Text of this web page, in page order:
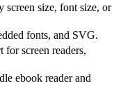
size, font size, or
fonts, and SVG.
screen readers,
ebook reader and